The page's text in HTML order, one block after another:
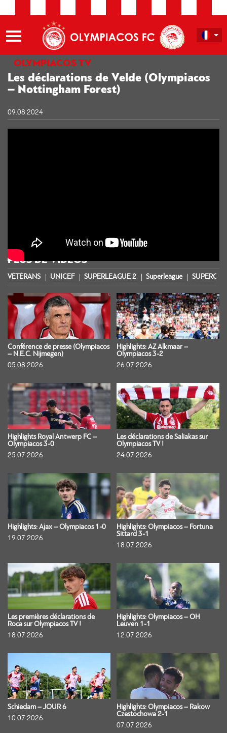
OLYMPIACOS TV
Les déclarations de Velde (Olympiacos
– Nottingham Forest)
09.08.2024
PLUS DE VIDÉOS
VÉTÉRANS UNICEF SUPERLEAGUE 2 Superleague
Conférence de presse (Olympiacos
– N.E.C. Nijmegen)
05.08.2026
Highlights: AZ Alkmaar –
Olympiacos 3-2
26.07.2026
Highlights Royal Antwerp FC –
Olympiacos 3-0
25.07.2026
Les déclarations de Saliakas sur
Olympiacos TV !
24.07.2026
Highlights: Ajax – Olympiacos 1-0
19.07.2026
Highlights: Olympiacos – Fortuna
Sittard 3-1
18.07.2026
Les premières déclarations de
Roca sur Olympiacos TV !
18.07.2026
Highlights: Olympiacos – OH
Leuven 1-1
12.07.2026
Schiedam – JOUR 6
10.07.2026
Highlights: Olympiacos – Rakow
Czestochowa 2-1
07.07.2026